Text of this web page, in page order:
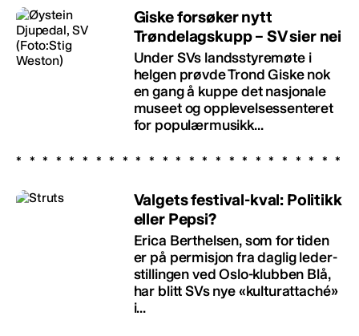
Giske forsøker nytt
Trøndelagskupp – SV sier nei
Under SVs landsstyremøte i
helgen prøvde Trond Giske nok
en gang å kuppe det nasjonale
museet og opplevelsessenteret
for populærmusikk...
Valgets festival-kval: Politikk
eller Pepsi?
Erica Berthelsen, som for tiden
er på permisjon fra daglig leder-
stillingen ved Oslo-klubben Blå,
har blitt SVs nye «kulturattaché»
i...